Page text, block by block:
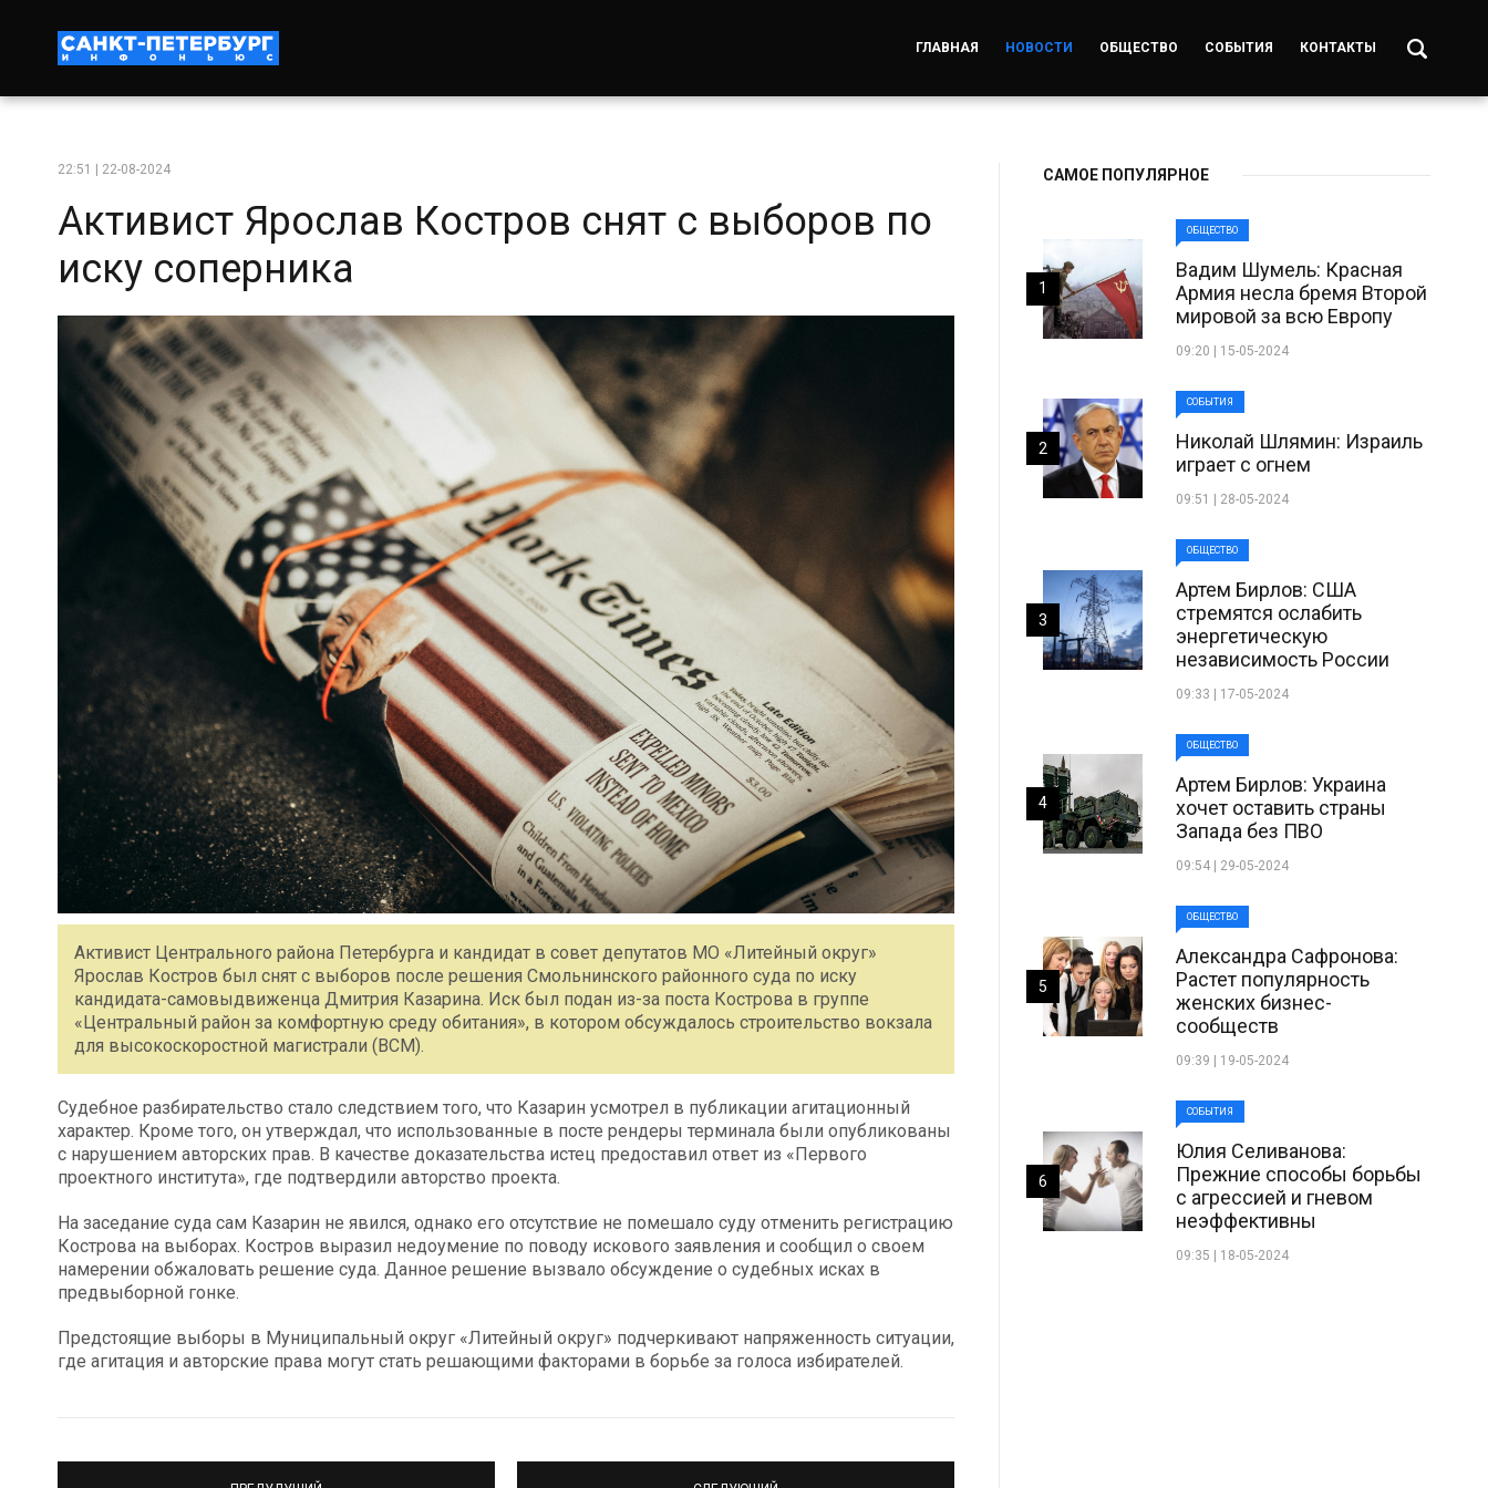
ГЛАВНАЯ НОВОСТИ ОБЩЕСТВО СОБЫТИЯ КОНТАКТЫ
22:51 | 22-08-2024
Активист Ярослав Костров снят с выборов по
иску соперника
Активист Центрального района Петербурга и кандидат в совет депутатов МО «Литейный округ»
Ярослав Костров был снят с выборов после решения Смольнинского районного суда по иску
кандидата-самовыдвиженца Дмитрия Казарина. Иск был подан из-за поста Кострова в группе
«Центральный район за комфортную среду обитания», в котором обсуждалось строительство вокзала
для высокоскоростной магистрали (ВСМ).
Судебное разбирательство стало следствием того, что Казарин усмотрел в публикации агитационный
характер. Кроме того, он утверждал, что использованные в посте рендеры терминала были опубликованы
с нарушением авторских прав. В качестве доказательства истец предоставил ответ из «Первого
проектного института», где подтвердили авторство проекта.
На заседание суда сам Казарин не явился, однако его отсутствие не помешало суду отменить регистрацию
Кострова на выборах. Костров выразил недоумение по поводу искового заявления и сообщил о своем
намерении обжаловать решение суда. Данное решение вызвало обсуждение о судебных исках в
предвыборной гонке.
Предстоящие выборы в Муниципальный округ «Литейный округ» подчеркивают напряженность ситуации,
где агитация и авторские права могут стать решающими факторами в борьбе за голоса избирателей.
САМОЕ ПОПУЛЯРНОЕ
ОБЩЕСТВО
Вадим Шумель: Красная
Армия несла бремя Второй
мировой за всю Европу
09:20 | 15-05-2024
1
СОБЫТИЯ
Николай Шлямин: Израиль
играет с огнем
09:51 | 28-05-2024
2
ОБЩЕСТВО
Артем Бирлов: США
стремятся ослабить
энергетическую
независимость России
09:33 | 17-05-2024
3
ОБЩЕСТВО
Артем Бирлов: Украина
хочет оставить страны
Запада без ПВО
09:54 | 29-05-2024
4
ОБЩЕСТВО
Александра Сафронова:
Растет популярность
женских бизнес-
сообществ
09:39 | 19-05-2024
5
СОБЫТИЯ
Юлия Селиванова:
Прежние способы борьбы
с агрессией и гневом
неэффективны
09:35 | 18-05-2024
6